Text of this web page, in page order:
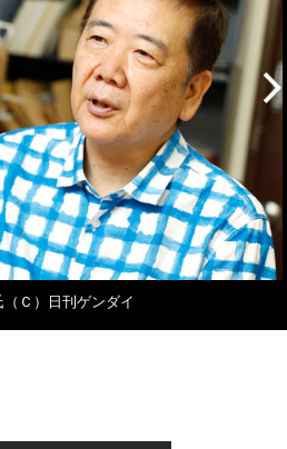
Ｃ）日刊ゲンダイ